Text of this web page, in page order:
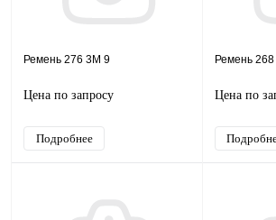
Ремень 276 3M 9
Цена по запросу
Подробнее
Ремень
Цена по